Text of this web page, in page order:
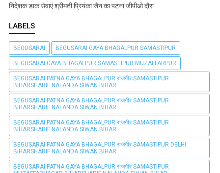
निदेशक डाक सेवाएं श्रीमती प्रियंका जैन का पटना जीपीओ दौरा
LABELS
BEGUSARAI BEGUSARAI GAYA BHAGALPUR SAMASTIPUR
BEGUSARAI GAYA BHAGALPUR SAMASTIPUR MUZAFFARPUR
BEGUSARAI PATNA GAYA BHAGALPUR राजगीर SAMASTIPUR
BIHARSHARIF NALANDA SIWAN BIHAR
BEGUSARAI PATNA GAYA BHAGALPUR राजगीर SAMASTIPUR
BIHARSHARIF NALANDA SIWAN BIHAR
BEGUSARAI PATNA GAYA BHAGALPUR राजगीर SAMASTIPUR
BIHARSHARIF NALANDA SIWAN BIHAR
BEGUSARAI PATNA GAYA BHAGALPUR राजगीर SAMASTIPUR DELHI
BIHARSHARIF NALANDA SIWAN BIHAR
BEGUSARAI PATNA GAYA BHAGALPUR राजगीर SAMASTIPUR